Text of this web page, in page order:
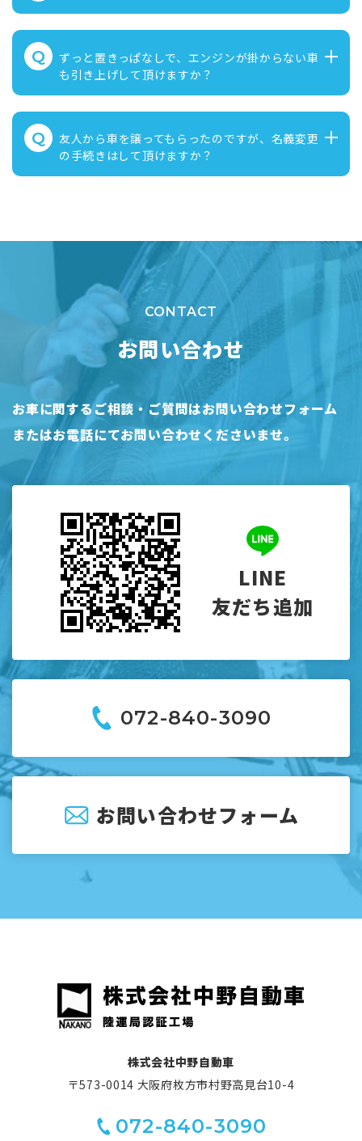
Q ずっと置きっぱなしで、エンジンが掛からない車
も引き上げして頂けますか？
Q 友人から車を譲ってもらったのですが、名義変更
の手続きはして頂けますか？
CONTACT
お問い合わせ
お車に関するご相談・ご質問はお問い合わせフォーム
またはお電話にてお問い合わせくださいませ。
LINE
友だち追加
072-840-3090
お問い合わせフォーム
株式会社中野自動車
〒573-0014 大阪府枚方市村野高見台10-4
072-840-3090